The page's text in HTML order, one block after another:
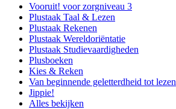
Vooruit! voor zorgniveau 3
Plustaak Taal & Lezen
Plustaak Rekenen
Plustaak Wereldoriëntatie
Plustaak Studievaardigheden
Plusboeken
Kies & Reken
Van beginnende geletterdheid tot lezen
Jippie!
Alles bekijken